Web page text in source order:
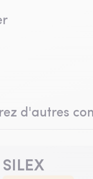
d'autres
SILEX